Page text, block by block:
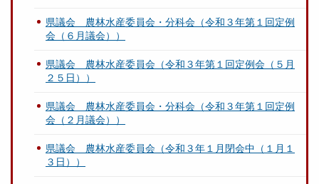
県議会 農林水産委員会・分科会（令和３年第１回定例
会（６月議会））
県議会 農林水産委員会（令和３年第１回定例会（５月
２５日））
県議会 農林水産委員会・分科会（令和３年第１回定例
会（２月議会））
県議会 農林水産委員会（令和３年１月閉会中（１月１
３日））